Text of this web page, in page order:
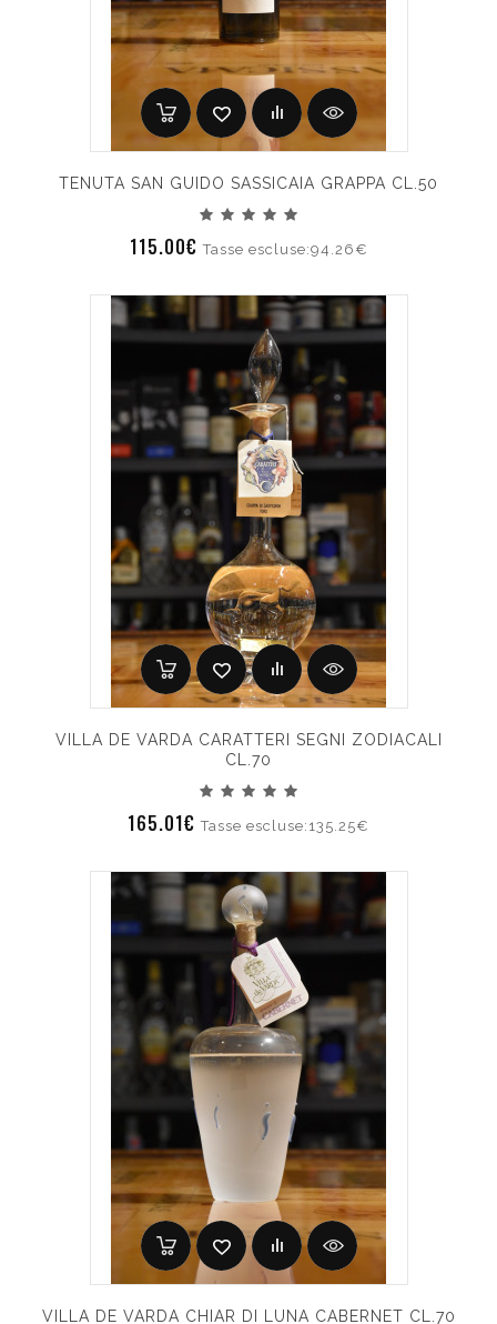
TENUTA SAN GUIDO SASSICAIA GRAPPA CL.50
115.00€Tasse escluse:94.26€
VILLA DE VARDA CARATTERI SEGNI ZODIACALI
CL.70
165.01€Tasse escluse:135.25€
VILLA DE VARDA CHIAR DI LUNA CABERNET CL.70